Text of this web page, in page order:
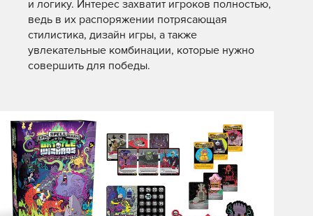
и логику. Интерес захватит игроков полностью,
ведь в их распоряжении потрясающая
стилистика, дизайн игры, а также
увлекательные комбинации, которые нужно
совершить для победы.